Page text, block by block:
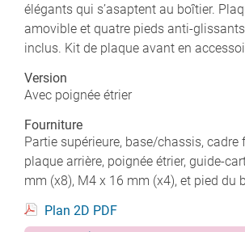
élégants qui s’asaptent au boîtier.
amovible et quatre pieds anti-
inclus. Kit de plaque avant en
Version
Avec poignée étrier
Fourniture
Partie supérieure, base/chassis, cadre
plaque arrière, poignée étrier, guide-
mm (x8), M4 x 16 mm (x4), et pied du
Plan 2D PDF